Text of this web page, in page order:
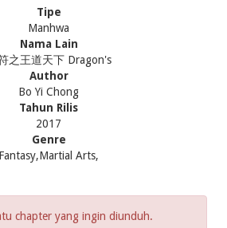
Tipe
Manhwa
Nama Lain
之王道天下 Dragon's
Author
Bo Yi Chong
Tahun Rilis
2017
Genre
Fantasy,Martial Arts,
chapter yang ingin diunduh.